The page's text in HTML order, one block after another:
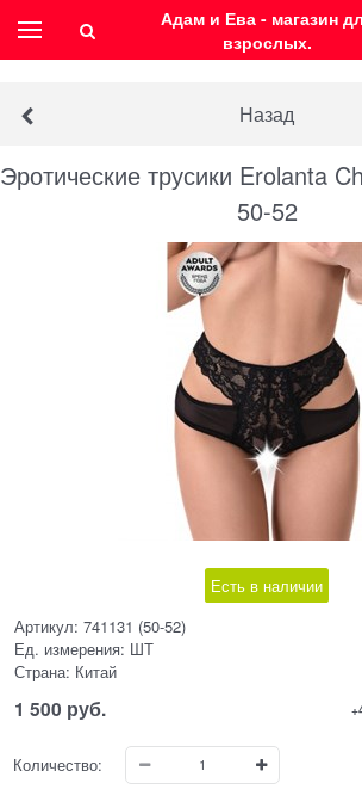
Адам и Ева - магазин
взрослых.
Назад
Эротические трусики Erolanta
50-52
Есть в наличии
Артикул: 741131 (50-52)
Ед. измерения: ШТ
Страна: Китай
1 500 руб.
Количество: